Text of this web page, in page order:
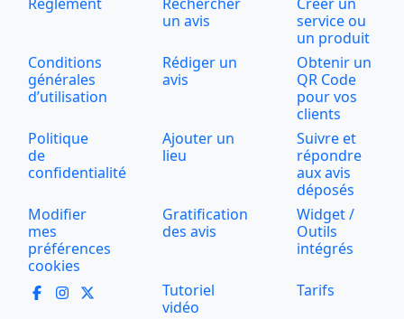
un avis
service ou
un produit
Conditions
générales
d’utilisation
Rédiger un
avis
Obtenir un
QR Code
pour vos
clients
Politique
de
confidentialité
Ajouter un
lieu
Suivre et
répondre
aux avis
déposés
Modifier
mes
préférences
cookies
Gratification
des avis
Widget /
Outils
intégrés
Tutoriel
vidéo
Tarifs